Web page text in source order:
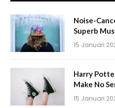
Noise-
Superb
15 Januari
Harry
Make No
15 Januari